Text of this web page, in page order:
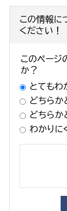
この情報に
ください！
このページ
か？
とてもわ
どちらか
どちらか
わかりに